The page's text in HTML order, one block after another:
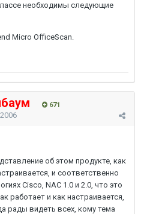
необходимы следующие
Micro OfficeScan.
671
об этом продукте, как
и соответственно
Cisco, NAC 1.0 и 2.0, что это
работает и как настраивается,
рады видеть всех, кому тема